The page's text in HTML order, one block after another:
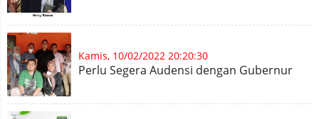
Kamis, 10/02/2022 20:20:30
Perlu Segera Audensi dengan Gubernur